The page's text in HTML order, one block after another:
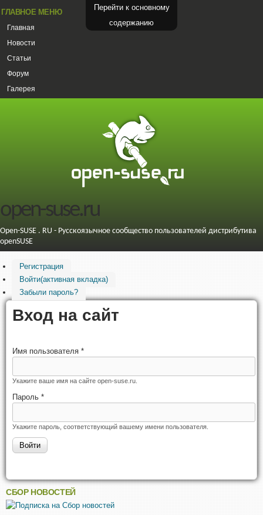
Перейти к основному
содержанию
ГЛАВНОЕ МЕНЮ
Главная
Новости
Статьи
Форум
Галерея
open-suse.ru
Open-SUSE . RU - Русскоязычное сообщество пользователей дистрибутива
openSUSE
Регистрация
Войти(активная вкладка)
Забыли пароль?
Вход на сайт
Имя пользователя *
Укажите ваше имя на сайте open-suse.ru.
Пароль *
Укажите пароль, соответствующий вашему имени пользователя.
СБОР НОВОСТЕЙ